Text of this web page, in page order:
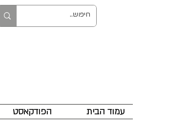
הפודקאסט עמוד הבית